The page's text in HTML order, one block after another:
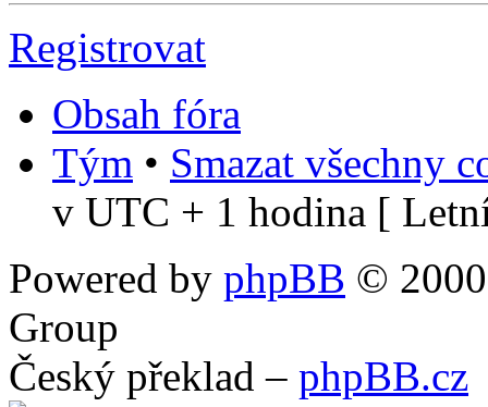
Registrovat
Obsah fóra
Tým • Smazat všechny
v UTC + 1 hodina [
Powered by phpBB ©
Group
Český překlad – phpBB.cz